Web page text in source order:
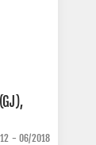
- 06/2018